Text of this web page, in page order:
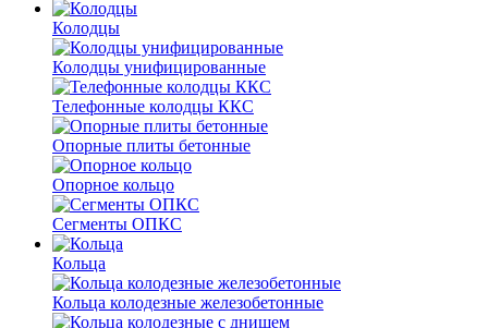
Колодцы
Колодцы унифицированные
Телефонные колодцы ККС
Опорные плиты бетонные
Опорное кольцо
Сегменты ОПКС
Кольца
Кольца колодезные железобетонные